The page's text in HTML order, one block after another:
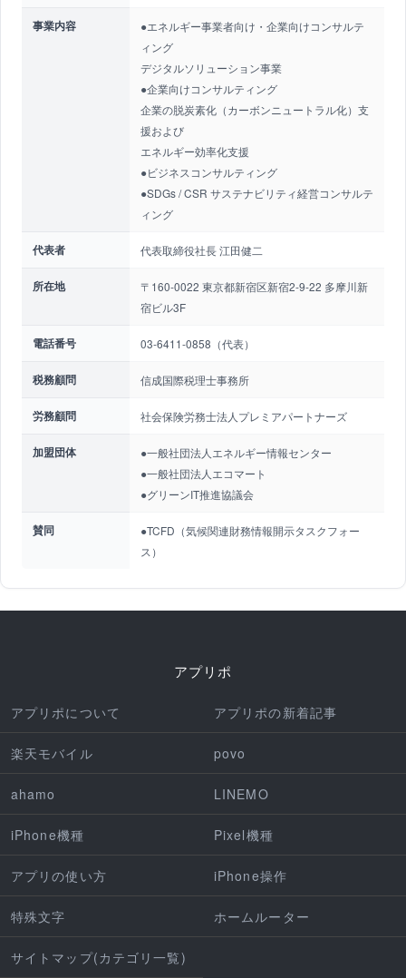
事業内容
●エネルギー事業者向け・企業向けコンサルテ
ィング
デジタルソリューション事業
●企業向けコンサルティング
企業の脱炭素化（カーボンニュートラル化）支
援および
エネルギー効率化支援
●ビジネスコンサルティング
●SDGs / CSR サステナビリティ経営コンサルテ
ィング
代表者 代表取締役社長 江田健二
所在地
〒160-0022 東京都新宿区新宿2-9-22 多摩川新
宿ビル3F
電話番号 03-6411-0858（代表）
税務顧問 信成国際税理士事務所
労務顧問 社会保険労務士法人プレミアパートナーズ
加盟団体
●一般社団法人エネルギー情報センター
●一般社団法人エコマート
●グリーンIT推進協議会
賛同
●TCFD（気候関連財務情報開示タスクフォー
ス）
アプリポ
アプリポについて アプリポの新着記事
楽天モバイル povo
ahamo LINEMO
iPhone機種 Pixel機種
アプリの使い方 iPhone操作
特殊文字 ホームルーター
サイトマップ(カテゴリ一覧)